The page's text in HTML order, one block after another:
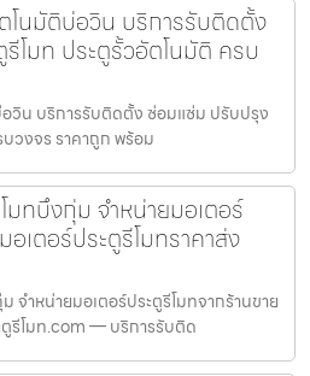
โนมัติบ่อวิน บริการรับติดตั้ง
โมท ประตูรั้วอัตโนมัติ ครบ
วิน บริการรับติดตั้ง ซ่อมแซ่ม ปรับปรุง
วงจร ราคาถูก พร้อม
มทบึงกุ่ม จำหน่ายมอเตอร์
เตอร์ประตูรีโมทราคาส่ง
จำหน่ายมอเตอร์ประตูรีโมทจากร้านขาย
ตูรีโมท.com — บริการรับติด